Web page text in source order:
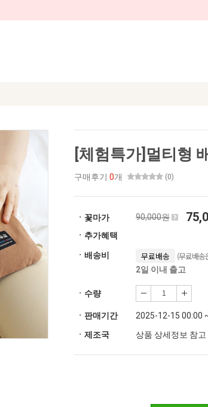
[체험특가]멀티형
구매후기 0개 (0)
ㆍ꽃마가 90,000원
ㆍ추가혜택
ㆍ배송비 무료배송 (무료배송
2일 이내 출고
ㆍ수량
ㆍ판매기간
2025-12-15 00:00
ㆍ제조국
상품 상세정보 참고